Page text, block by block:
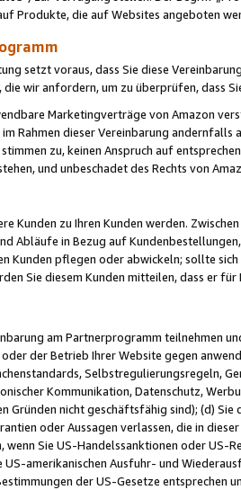
Produkte, die auf Websites angeboten
setzt voraus, dass Sie diese
wir anfordern, um zu überprüfen, dass
Marketingverträge von Amazon
Rahmen dieser Vereinbarung
zu, keinen Anspruch auf
und unbeschadet des Rechts von
Kunden zu Ihren Kunden werden.
Abläufe in Bezug auf
pflegen oder abwickeln; sollte
Sie diesem Kunden mitteilen, dass er
am Partnerprogramm teilnehmen
der Betrieb Ihrer Website gegen
Selbstregulierungsregeln,
Kommunikation, Datenschutz,
Gründen nicht geschäftsfähig sind); (d)
oder Aussagen verlassen, die in
Sie US-Handelssanktionen oder US-
amerikanischen Ausfuhr- und
der US-Gesetze entsprechen